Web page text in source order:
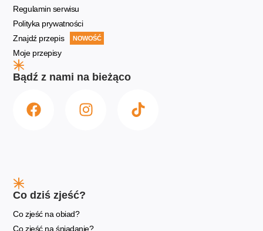
Regulamin serwisu
Polityka prywatności
Znajdź przepis
NOWOŚĆ
Moje przepisy
Bądź z nami na bieżąco
Co dziś zjeść?
Co zjeść na obiad?
Co zjeść na śniadanie?